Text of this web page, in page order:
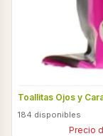
Toallitas Ojos y
184 disponibles
Precio